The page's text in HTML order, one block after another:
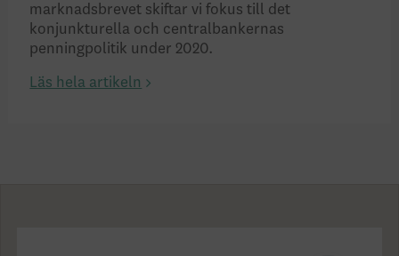
marknadsbrevet skiftar vi fokus till det
konjunkturella och centralbankernas
penningpolitik under 2020.
Läs hela artikeln